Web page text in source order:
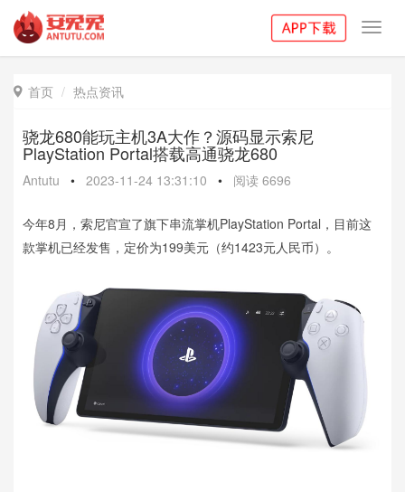
 首页 热点资讯
骁龙680能玩主机3A大作？源码显示索尼
PlayStation Portal搭载高通骁龙680
Antutu • 2023-11-24 13:31:10 • 阅读 6696
今年8月，索尼官宣了旗下串流掌机PlayStation Portal，目前这
款掌机已经发售，定价为199美元（约1423元人民币）。